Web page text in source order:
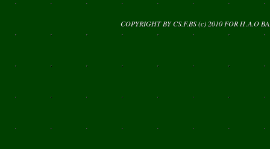
COPYRIGHT BY CS.F.BS (c) 2010 FORΠ.Α.Ο